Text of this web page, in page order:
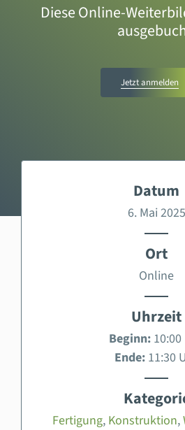
Diese Online-
Jetzt anmelden
Datum
6. Mai 2025
Ort
Online
Uhrzeit
Beginn:
Ende: 11:30
Fertigung, Konstruktion,